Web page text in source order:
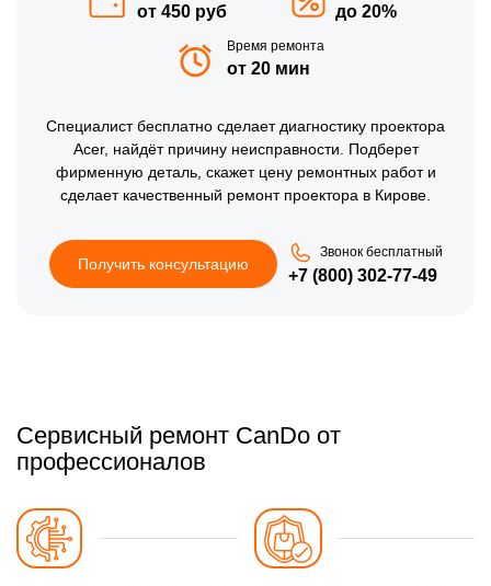
от 450 руб до 20%
Время ремонта
от 20 мин
Специалист бесплатно сделает диагностику проектора
Acer, найдёт причину неисправности. Подберет
фирменную деталь, скажет цену ремонтных работ и
сделает качественный ремонт проектора в Кирове.
Получить консультацию
Звонок бесплатный
+7 (800) 302-77-49
Сервисный ремонт CanDo от
профессионалов